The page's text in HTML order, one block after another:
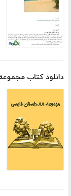
دانلود کتاب مجموعه 88 داستان